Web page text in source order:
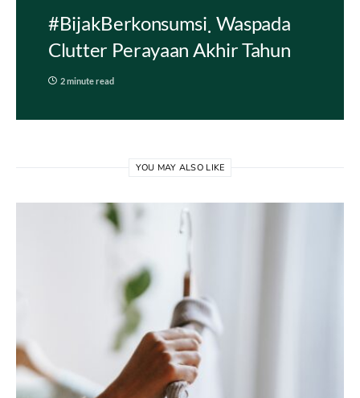
#BijakBerkonsumsi Waspada
Clutter Perayaan Akhir Tahun
2 minute read
YOU MAY ALSO LIKE